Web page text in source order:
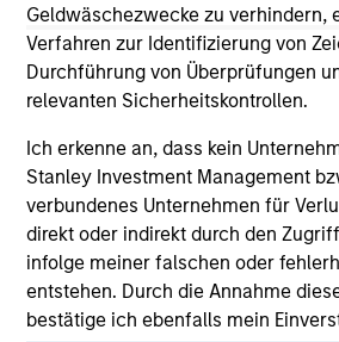
Geldwäschezwecke zu verhindern,
Verfahren zur Identifizierung von
Durchführung von Überprüfungen
relevanten Sicherheitskontrollen.
Ich erkenne an, dass kein
Stanley Investment Management
verbundenes Unternehmen für
direkt oder indirekt durch den
infolge meiner falschen oder
entstehen. Durch die Annahme
bestätige ich ebenfalls mein
Morgan Stanley